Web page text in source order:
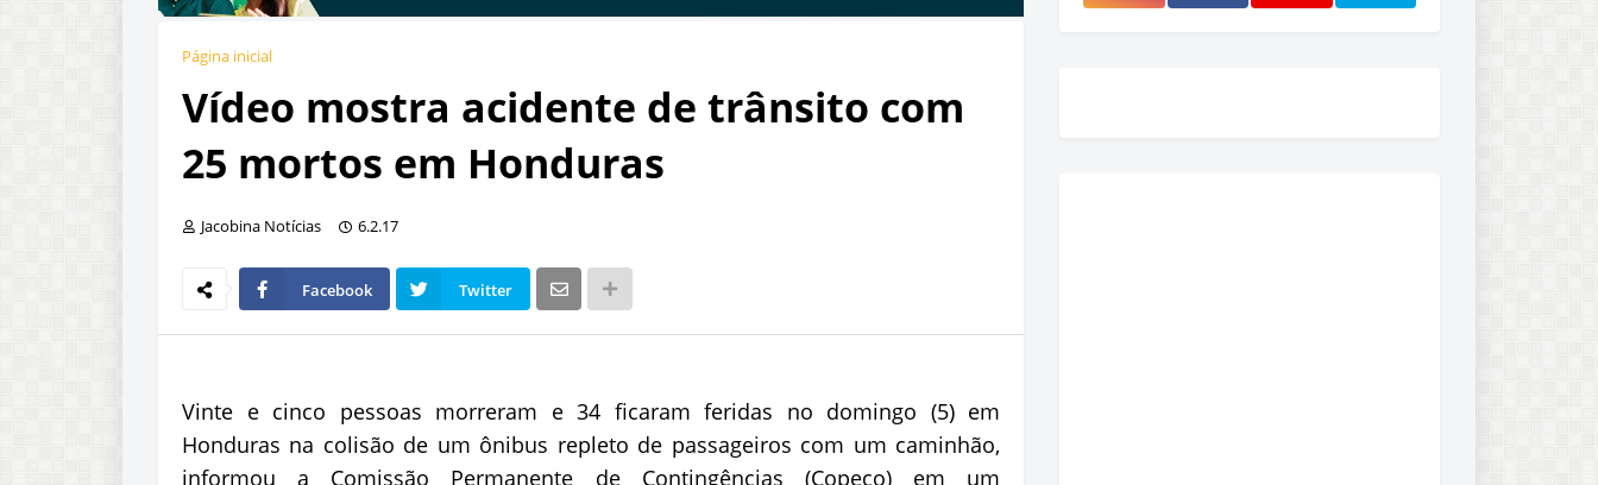
Página inicial
Vídeo mostra acidente de trânsito com
25 mortos em Honduras
Jacobina Notícias 6.2.17
Facebook Twitter
Vinte e cinco pessoas morreram e 34 ficaram feridas no domingo (5) em
Honduras na colisão de um ônibus repleto de passageiros com um caminhão,
informou a Comissão Permanente de Contingências (Copeco) em um